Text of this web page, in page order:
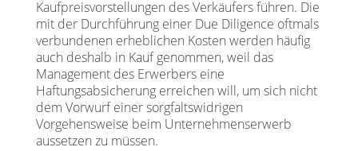
Kaufpreisvorstellungen des Verkäufers führen. Die
mit der Durchführung einer Due Diligence oftmals
verbundenen erheblichen Kosten werden häufig
auch deshalb in Kauf genommen, weil das
Management des Erwerbers eine
Haftungsabsicherung erreichen will, um sich nicht
dem Vorwurf einer sorgfaltswidrigen
Vorgehensweise beim Unternehmenserwerb
aussetzen zu müssen.